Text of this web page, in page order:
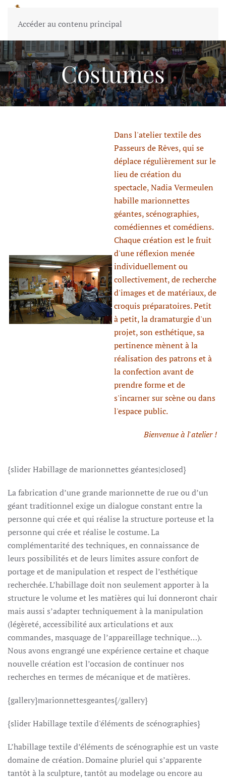
Accéder au contenu principal
Costumes
Dans l'atelier textile des
Passeurs de Rêves, qui se
déplace régulièrement sur le
lieu de création du
spectacle, Nadia Vermeulen
habille marionnettes
géantes, scénographies,
comédiennes et comédiens.
Chaque création est le fruit
d'une réflexion menée
individuellement ou
collectivement, de recherche
d'images et de matériaux, de
croquis préparatoires. Petit
à petit, la dramaturgie d'un
projet, son esthétique, sa
pertinence mènent à la
réalisation des patrons et à
la confection avant de
prendre forme et de
s'incarner sur scène ou dans
l'espace public.
Bienvenue à l'atelier !
{slider Habillage de marionnettes géantes|closed}
La fabrication d’une grande marionnette de rue ou d’un
géant traditionnel exige un dialogue constant entre la
personne qui crée et qui réalise la structure porteuse et la
personne qui crée et réalise le costume. La
complémentarité des techniques, en connaissance de
leurs possibilités et de leurs limites assure confort de
portage et de manipulation et respect de l’esthétique
recherchée. L’habillage doit non seulement apporter à la
structure le volume et les matières qui lui donneront chair
mais aussi s’adapter techniquement à la manipulation
(légèreté, accessibilité aux articulations et aux
commandes, masquage de l’appareillage technique…).
Nous avons engrangé une expérience certaine et chaque
nouvelle création est l’occasion de continuer nos
recherches en termes de mécanique et de matières.
{gallery}marionnettesgeantes{/gallery}
{slider Habillage textile d'éléments de scénographies}
L’habillage textile d’éléments de scénographie est un vaste
domaine de création. Domaine pluriel qui s’apparente
tantôt à la sculpture, tantôt au modelage ou encore au